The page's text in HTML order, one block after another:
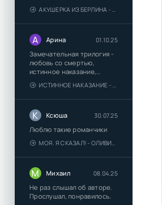
АКУШЕРКА ИЗ БЕРЛИНА - АННА СТЮАРТ
А Арина 01.10.25
Замечательная трилогия -
любовь со смертью,
истинное наказание,
любимая для монстра -
понравились
ИСТИННОЕ НАКАЗАНИЕ - ОЛЬГА ГУСЕЙНОВА
К Ксюша 30.07.25
Люблю такие романчики
МОЯ. Я СКАЗАЛ! - ОЛИВИЯ ЛЕЙК
М Михаил 08.04.25
Не раз слышал об авторе.
Прослушал, понравилось.